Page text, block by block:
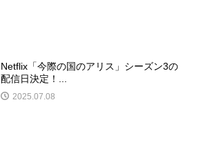
Netflix「今際の国のアリス」シーズン3の
配信日決定！...
2025.07.08